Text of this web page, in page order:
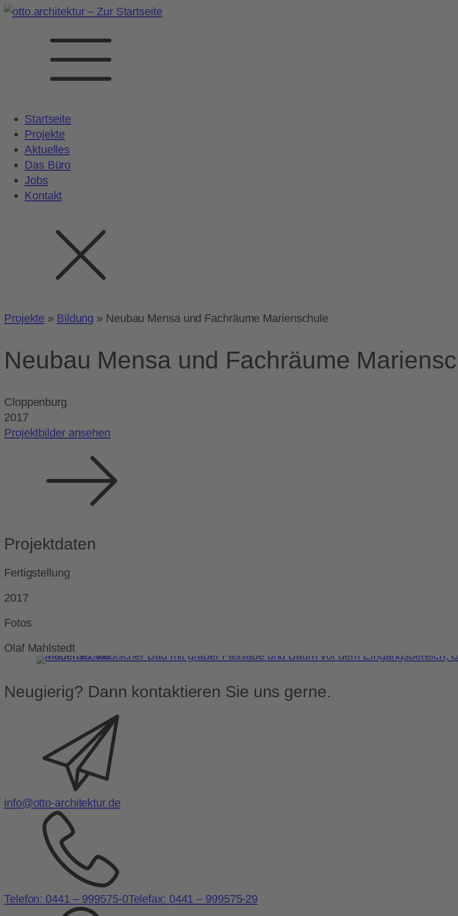
Startseite
Projekte
Aktuelles
Das Büro
Jobs
Kontakt
Projekte » Bildung » Neubau Mensa und Fachräume Marienschule
Neubau Mensa und Fachräume
Cloppenburg
2017
Projektbilder ansehen
Projektdaten
Fertigstellung
2017
Fotos
Olaf Mahlstedt
Neugierig? Dann kontaktieren Sie uns gerne.
info@otto-architektur.de
Telefon: 0441 – 999575-0Telefax: 0441 – 999575-29